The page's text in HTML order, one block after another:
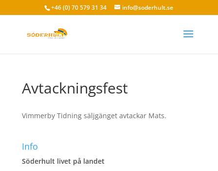
+46 (0) 70 579 31 34 info@soderhult.se
Avtackningsfest
Vimmerby Tidning säljgänget avtackar Mats.
Info
Söderhult livet på landet